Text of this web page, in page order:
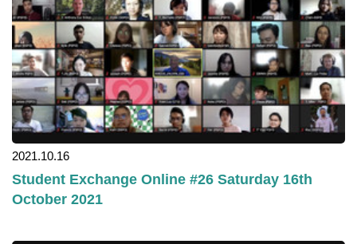
2021.10.16
Student Exchange Online #26 Saturday 16th
October 2021